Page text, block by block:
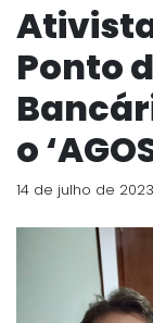
Ponto
o
14 de julho de 2023